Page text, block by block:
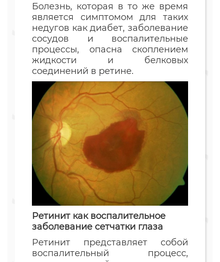
Болезнь, которая в то же время
является симптомом для таких
недугов как диабет, заболевание
сосудов и воспалительные
процессы, опасна скоплением
жидкости и белковых
соединений в ретине.
Ретинит как воспалительное
заболевание сетчатки глаза
Ретинит представляет собой
воспалительный процесс,